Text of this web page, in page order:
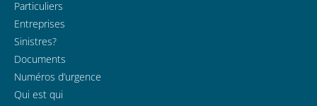
Particuliers
Entreprises
Sinistres?
Documents
Numéros d’urgence
Qui est qui